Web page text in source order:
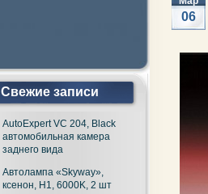
Свежие записи
AutoExpert VC 204, Black
автомобильная камера
заднего вида
Автолампа «Skyway»,
ксенон, H1, 6000K, 2 шт
06